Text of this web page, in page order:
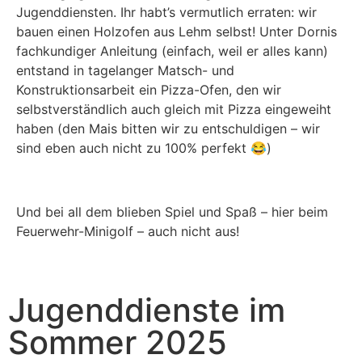
Jugenddiensten. Ihr habt’s vermutlich erraten: wir
bauen einen Holzofen aus Lehm selbst! Unter Dornis
fachkundiger Anleitung (einfach, weil er alles kann)
entstand in tagelanger Matsch- und
Konstruktionsarbeit ein Pizza-Ofen, den wir
selbstverständlich auch gleich mit Pizza eingeweiht
haben (den Mais bitten wir zu entschuldigen – wir
sind eben auch nicht zu 100% perfekt 😂)
Und bei all dem blieben Spiel und Spaß – hier beim
Feuerwehr-Minigolf – auch nicht aus!
Jugenddienste im
Sommer 2025